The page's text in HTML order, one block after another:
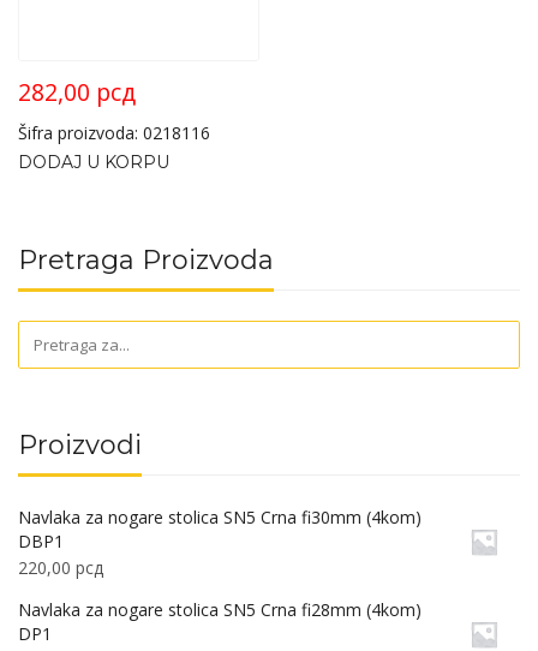
282,00 рсд
Šifra proizvoda: 0218116
DODAJ U KORPU
Pretraga Proizvoda
Proizvodi
Navlaka za nogare stolica SN5 Crna fi30mm (4kom)
DBP1
220,00 рсд
Navlaka za nogare stolica SN5 Crna fi28mm (4kom)
DP1